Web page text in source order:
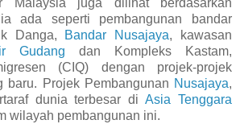
Malaysia juga dilihat berdasarkan
ada seperti pembangunan bandar
Danga, Bandar Nusajaya, kawasan
Gudang dan Kompleks Kastam,
(CIQ) dengan projek-projek
baru. Projek Pembangunan Nusajaya,
dunia terbesar diAsia Tenggara
wilayah pembangunan ini.